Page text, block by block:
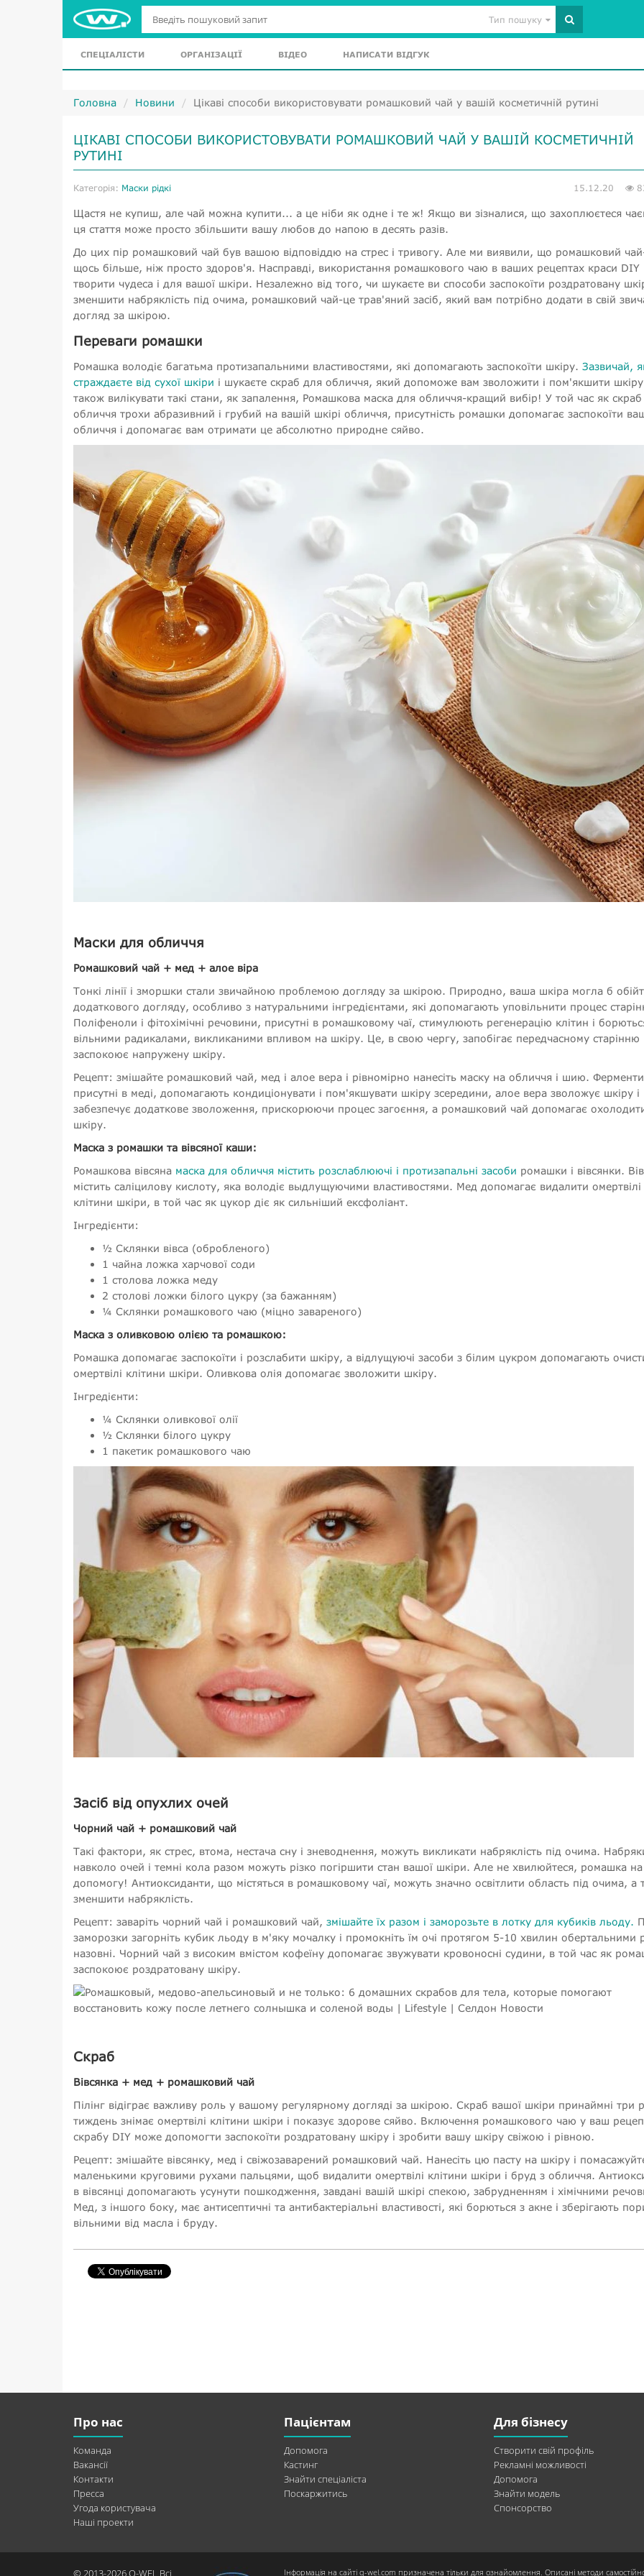
Тип пошуку
СПЕЦІАЛІСТИ ОРГАНІЗАЦІЇ ВІДЕО НАПИСАТИ ВІДГУК
Головна Новини Цікаві способи використовувати ромашковий чай у вашій косметичній рутині
ЦІКАВІ СПОСОБИ ВИКОРИСТОВУВАТИ РОМАШКОВИЙ ЧАЙ У ВАШІЙ КОСМЕТИЧНІЙ
РУТИНІ
Категорія: Маски рідкі 15.12.20
Щастя не купиш, але чай можна купити... а це ніби як одне і те ж! Якщо ви зізналися, що захоплюєтеся
ця стаття може просто збільшити вашу любов до напою в десять разів.
До цих пір ромашковий чай був вашою відповіддю на стрес і тривогу. Але ми виявили, що ромашковий
щось більше, ніж просто здоров'я. Насправді, використання ромашкового чаю в ваших рецептах краси
творити чудеса і для вашої шкіри. Незалежно від того, чи шукаєте ви способи заспокоїти роздратовану
зменшити набряклість під очима, ромашковий чай-це трав'яний засіб, який вам потрібно додати в свій
догляд за шкірою.
Переваги ромашки
Ромашка володіє багатьма протизапальними властивостями, які допомагають заспокоїти шкіру. Зазвичай,
страждаєте від сухої шкіри і шукаєте скраб для обличчя, який допоможе вам зволожити і пом'якшити
також вилікувати такі стани, як запалення, Ромашкова маска для обличчя-кращий вибір! У той час як
обличчя трохи абразивний і грубий на вашій шкірі обличчя, присутність ромашки допомагає заспокоїти
обличчя і допомагає вам отримати це абсолютно природне сяйво.
Маски для обличчя
Ромашковий чай + мед + алое віра
Тонкі лінії і зморшки стали звичайною проблемою догляду за шкірою. Природно, ваша шкіра могла б
додаткового догляду, особливо з натуральними інгредієнтами, які допомагають уповільнити процес
Поліфеноли і фітохімічні речовини, присутні в ромашковому чаї, стимулюють регенерацію клітин і
вільними радикалами, викликаними впливом на шкіру. Це, в свою чергу, запобігає передчасному старінню
заспокоює напружену шкіру.
Рецепт: змішайте ромашковий чай, мед і алое вера і рівномірно нанесіть маску на обличчя і шию.
присутні в меді, допомагають кондиціонувати і пом'якшувати шкіру зсередини, алое вера зволожує шкіру і
забезпечує додаткове зволоження, прискорюючи процес загоєння, а ромашковий чай допомагає
шкіру.
Маска з ромашки та вівсяної каши:
Ромашкова вівсяна маска для обличчя містить розслаблюючі і протизапальні засоби ромашки і вівсянки.
містить саліцилову кислоту, яка володіє выдлущуючими властивостями. Мед допомагає видалити омертвілі
клітини шкіри, в той час як цукор діє як сильніший ексфоліант.
Інгредієнти:
½ Склянки вівса (обробленого)
1 чайна ложка харчової соди
1 столова ложка меду
2 столові ложки білого цукру (за бажанням)
¼ Склянки ромашкового чаю (міцно завареного)
Маска з оливковою олією та ромашкою:
Ромашка допомагає заспокоїти і розслабити шкіру, а відлущуючі засоби з білим цукром допомагають
омертвілі клітини шкіри. Оливкова олія допомагає зволожити шкіру.
Інгредієнти:
¼ Склянки оливкової олії
½ Склянки білого цукру
1 пакетик ромашкового чаю
Засіб від опухлих очей
Чорний чай + ромашковий чай
Такі фактори, як стрес, втома, нестача сну і зневоднення, можуть викликати набряклість під очима.
навколо очей і темні кола разом можуть різко погіршити стан вашої шкіри. Але не хвилюйтеся, ромашка на
допомогу! Антиоксиданти, що містяться в ромашковому чаї, можуть значно освітлити область під очима, а
зменшити набряклість.
Рецепт: заваріть чорний чай і ромашковий чай, змішайте їх разом і заморозьте в лотку для кубиків льоду.
заморозки загорніть кубик льоду в м'яку мочалку і промокніть їм очі протягом 5-10 хвилин обертальними
назовні. Чорний чай з високим вмістом кофеїну допомагає звужувати кровоносні судини, в той час як
заспокоює роздратовану шкіру.
Скраб
Вівсянка + мед + ромашковий чай
Пілінг відіграє важливу роль у вашому регулярному догляді за шкірою. Скраб вашої шкіри принаймні три
тиждень знімає омертвілі клітини шкіри і показує здорове сяйво. Включення ромашкового чаю у ваш
скрабу DIY може допомогти заспокоїти роздратовану шкіру і зробити вашу шкіру свіжою і рівною.
Рецепт: змішайте вівсянку, мед і свіжозаварений ромашковий чай. Нанесіть цю пасту на шкіру і
маленькими круговими рухами пальцями, щоб видалити омертвілі клітини шкіри і бруд з обличчя.
в вівсянці допомагають усунути пошкодження, завдані вашій шкірі спекою, забрудненням і хімічними
Мед, з іншого боку, має антисептичні та антибактеріальні властивості, які борються з акне і зберігають
вільними від масла і бруду.
Про нас
Команда
Вакансії
Контакти
Пресса
Угода користувача
Наші проекти
Пацієнтам
Допомога
Кастинг
Знайти спеціаліста
Поскаржитись
Для бізнесу
Створити свій профіль
Рекламні можливості
Допомога
Знайти модель
Спонсорство
© 2013-2026 Q-WEL Всі Інформація на сайті q-wel.com призначена тільки для ознайомлення. Описані методи